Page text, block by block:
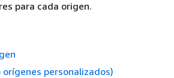
para cada origen.
orígenes personalizados)